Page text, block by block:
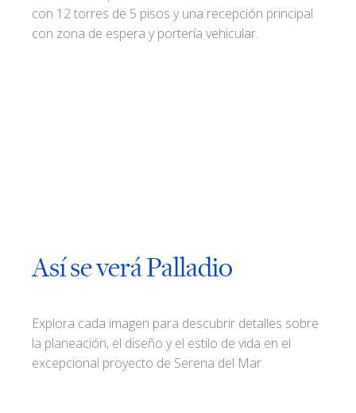
con 12 torres de 5 pisos y una recepción principal
con zona de espera y portería vehicular.
Así se verá Palladio
Explora cada imagen para descubrir detalles sobre
la planeación, el diseño y el estilo de vida en el
excepcional proyecto de Serena del Mar.